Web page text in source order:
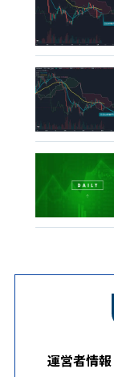
運営者情報